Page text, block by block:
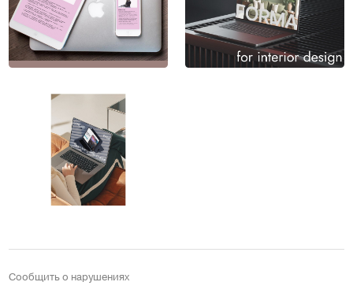
Сообщить о нарушениях